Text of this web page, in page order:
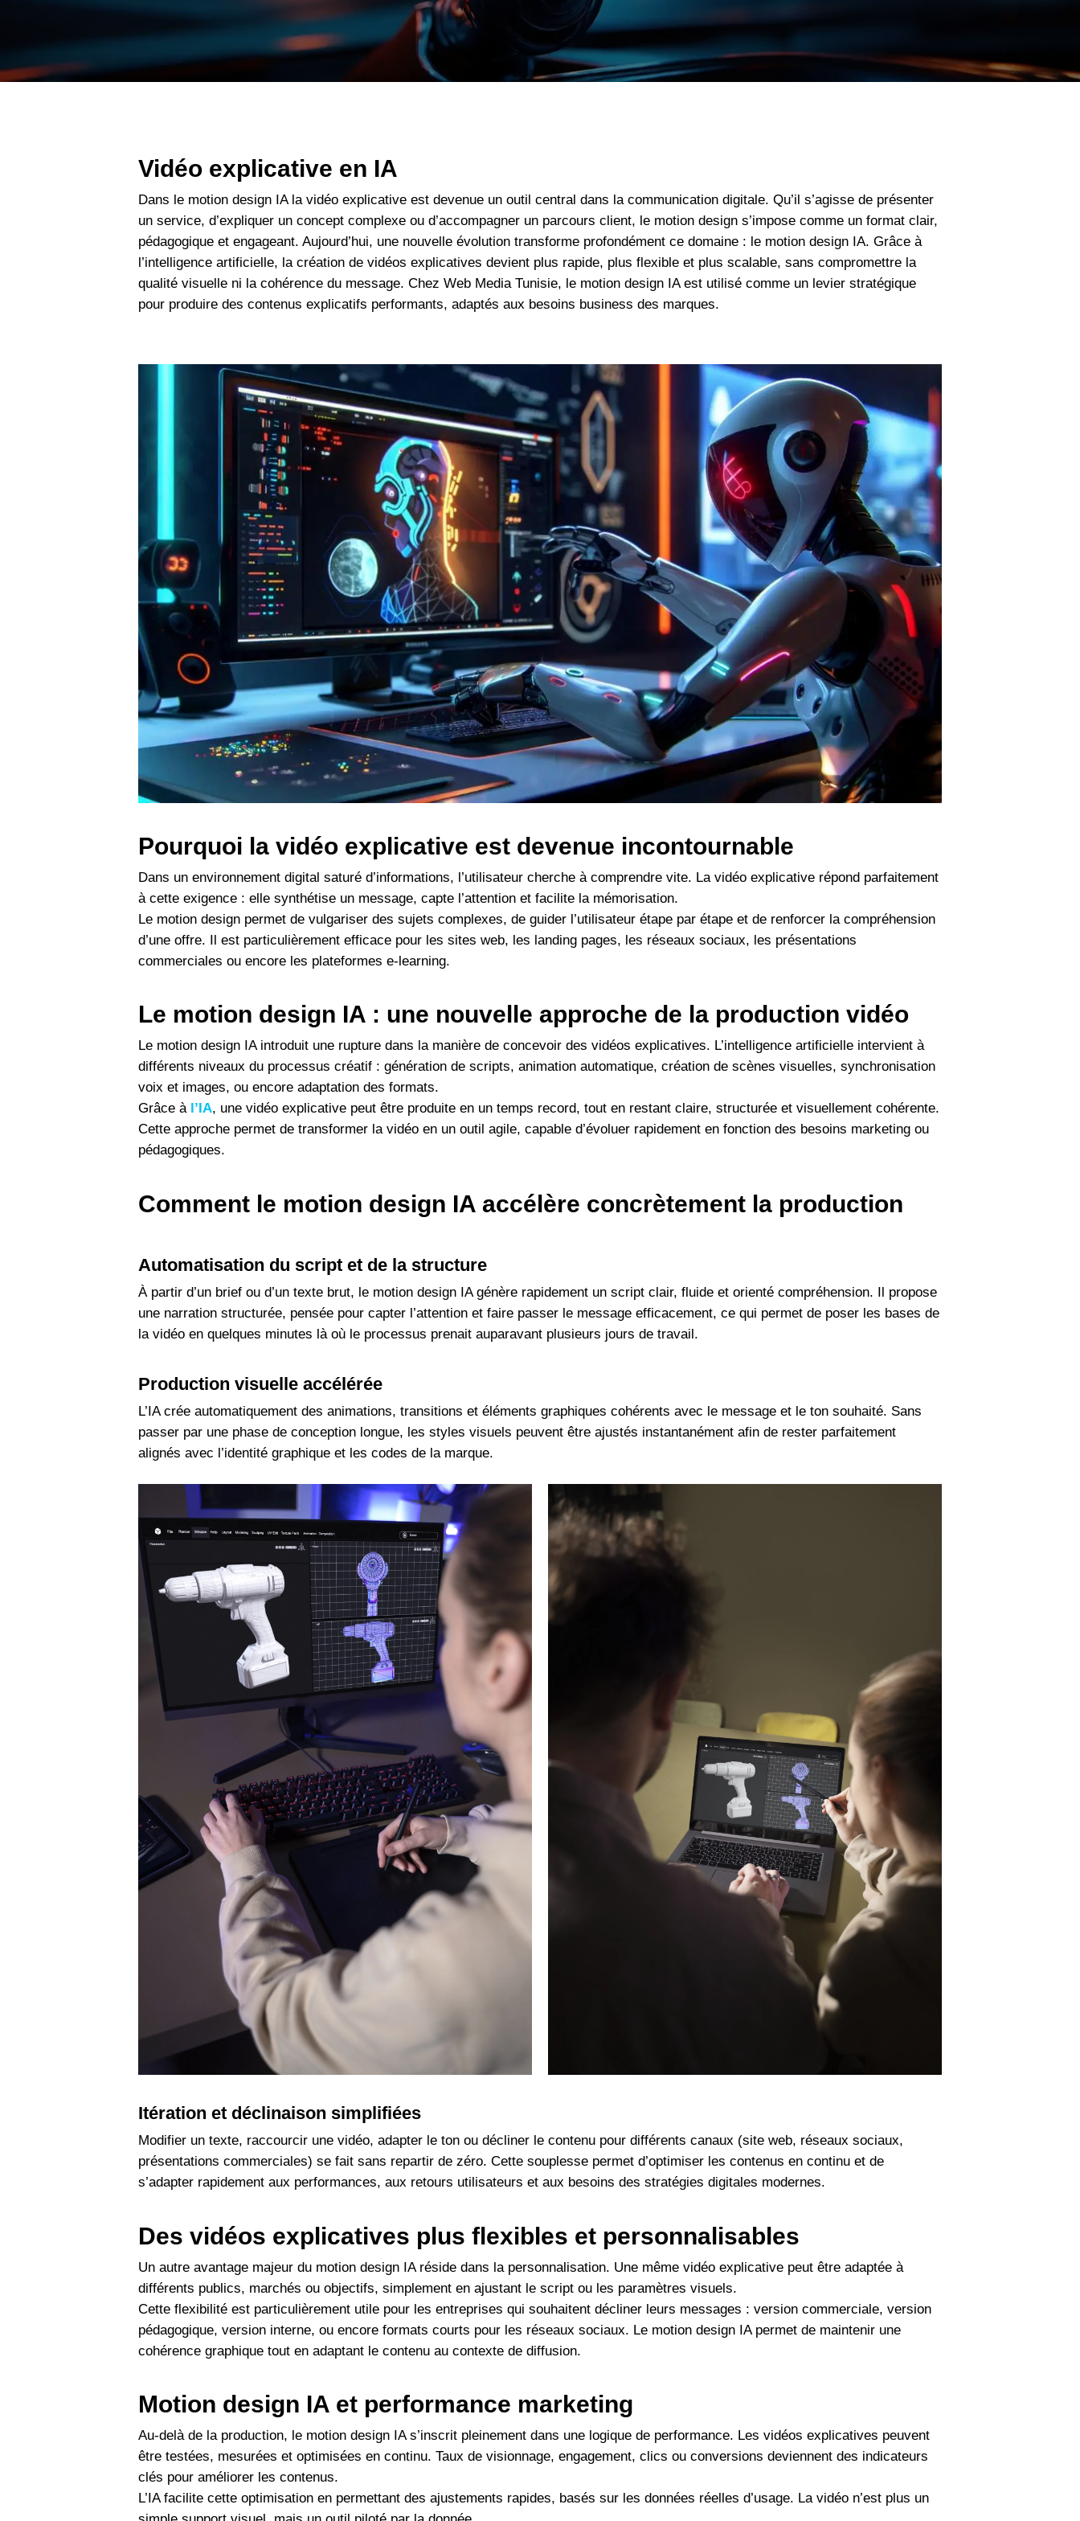
Vidéo explicative en IA
Dans le motion design IA la vidéo explicative est devenue un outil central dans la communication digitale. Qu’il s’agisse de présenter
un service, d’expliquer un concept complexe ou d’accompagner un parcours client, le motion design s’impose comme un format clair,
pédagogique et engageant. Aujourd’hui, une nouvelle évolution transforme profondément ce domaine : le motion design IA. Grâce à
l’intelligence artificielle, la création de vidéos explicatives devient plus rapide, plus flexible et plus scalable, sans compromettre la
qualité visuelle ni la cohérence du message. Chez Web Media Tunisie, le motion design IA est utilisé comme un levier stratégique
pour produire des contenus explicatifs performants, adaptés aux besoins business des marques.
Pourquoi la vidéo explicative est devenue incontournable
Dans un environnement digital saturé d’informations, l’utilisateur cherche à comprendre vite. La vidéo explicative répond parfaitement
à cette exigence : elle synthétise un message, capte l’attention et facilite la mémorisation.
Le motion design permet de vulgariser des sujets complexes, de guider l’utilisateur étape par étape et de renforcer la compréhension
d’une offre. Il est particulièrement efficace pour les sites web, les landing pages, les réseaux sociaux, les présentations
commerciales ou encore les plateformes e-learning.
Le motion design IA : une nouvelle approche de la production vidéo
Le motion design IA introduit une rupture dans la manière de concevoir des vidéos explicatives. L’intelligence artificielle intervient à
différents niveaux du processus créatif : génération de scripts, animation automatique, création de scènes visuelles, synchronisation
voix et images, ou encore adaptation des formats.
Grâce àl’IA, une vidéo explicative peut être produite en un temps record, tout en restant claire, structurée et visuellement cohérente.
Cette approche permet de transformer la vidéo en un outil agile, capable d’évoluer rapidement en fonction des besoins marketing ou
pédagogiques.
Comment le motion design IA accélère concrètement la production
Automatisation du script et de la structure
À partir d’un brief ou d’un texte brut, le motion design IA génère rapidement un script clair, fluide et orienté compréhension. Il propose
une narration structurée, pensée pour capter l’attention et faire passer le message efficacement, ce qui permet de poser les bases de
la vidéo en quelques minutes là où le processus prenait auparavant plusieurs jours de travail.
Production visuelle accélérée
L’IA crée automatiquement des animations, transitions et éléments graphiques cohérents avec le message et le ton souhaité. Sans
passer par une phase de conception longue, les styles visuels peuvent être ajustés instantanément afin de rester parfaitement
alignés avec l’identité graphique et les codes de la marque.
Itération et déclinaison simplifiées
Modifier un texte, raccourcir une vidéo, adapter le ton ou décliner le contenu pour différents canaux (site web, réseaux sociaux,
présentations commerciales) se fait sans repartir de zéro. Cette souplesse permet d’optimiser les contenus en continu et de
s’adapter rapidement aux performances, aux retours utilisateurs et aux besoins des stratégies digitales modernes.
Des vidéos explicatives plus flexibles et personnalisables
Un autre avantage majeur du motion design IA réside dans la personnalisation. Une même vidéo explicative peut être adaptée à
différents publics, marchés ou objectifs, simplement en ajustant le script ou les paramètres visuels.
Cette flexibilité est particulièrement utile pour les entreprises qui souhaitent décliner leurs messages : version commerciale, version
pédagogique, version interne, ou encore formats courts pour les réseaux sociaux. Le motion design IA permet de maintenir une
cohérence graphique tout en adaptant le contenu au contexte de diffusion.
Motion design IA et performance marketing
Au-delà de la production, le motion design IA s’inscrit pleinement dans une logique de performance. Les vidéos explicatives peuvent
être testées, mesurées et optimisées en continu. Taux de visionnage, engagement, clics ou conversions deviennent des indicateurs
clés pour améliorer les contenus.
L’IA facilite cette optimisation en permettant des ajustements rapides, basés sur les données réelles d’usage. La vidéo n’est plus un